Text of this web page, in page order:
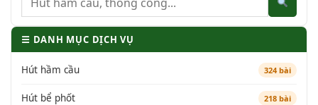
☰ DANH MỤC DỊCH VỤ
Hút hầm cầu 324 bài
Hút bể phốt 218 bài